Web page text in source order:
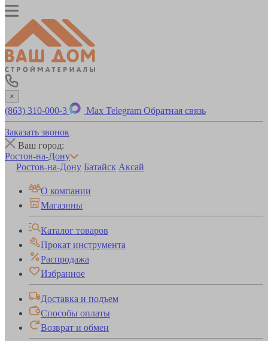
×
(863) 310-000-3 Max Telegram Обратная связь
Заказать звонок
Ваш город:
Ростов-на-Дону
Ростов-на-Дону Батайск Аксай
О компании
Магазины
Каталог товаров
Прокат инструмента
Распродажа
Избранное
Доставка и подъем
Способы оплаты
Возврат и обмен